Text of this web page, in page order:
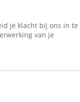
je klacht bij ons in te
van je